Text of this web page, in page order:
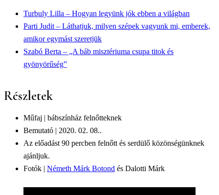
Turbuly Lilla – Hogyan legyünk jók ebben a világban
Parti Judit – Láthatjuk, milyen szépek vagyunk mi, emberek,
amikor egymást szeretjük
Szabó Berta – „A báb misztériuma csupa titok és
gyönyörűség”
Részletek
Műfaj | bábszínház felnőtteknek
Bemutató | 2020. 02. 08..
Az előadást 90 percben felnőtt és serdülő közönségünknek
ajánljuk.
Fotók | Németh Márk Botond és Dalotti Márk